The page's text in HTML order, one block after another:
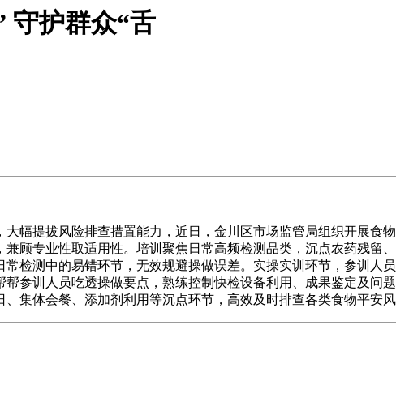
守护群众“舌
提拔风险排查措置能力，近日，金川区市场监管局组织开展食
顾专业性取适用性。培训聚焦日常高频检测品类，沉点农药残留
检测中的易错环节，无效规避操做误差。实操实训环节，参训人
参训人员吃透操做要点，熟练控制快检设备利用、成果鉴定及问
集体会餐、添加剂利用等沉点环节，高效及时排查各类食物平安